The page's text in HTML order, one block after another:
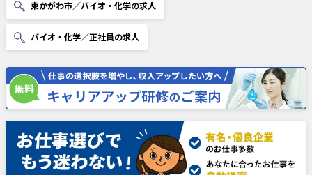
東かがわ市／バイオ・化学の求人
バイオ・化学／正社員の求人